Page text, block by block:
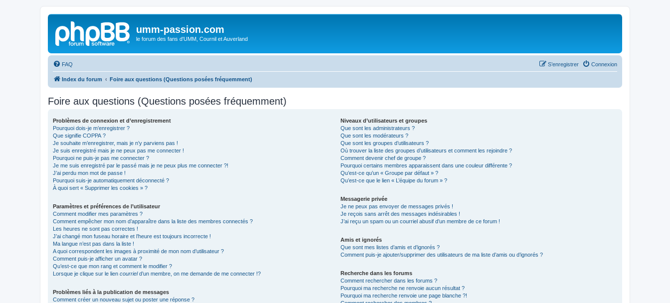
umm-passion.com
le forum des fans d'UMM, Cournil et Auverland
FAQ Connexion
S’enregistrer
Index du forum Foire aux questions (Questions posées fréquemment)
Foire aux questions (Questions posées fréquemment)
Problèmes de connexion et d’enregistrement
Pourquoi dois-je m’enregistrer ?
Que signifie COPPA ?
Je souhaite m’enregistrer, mais je n’y parviens pas !
Je suis enregistré mais je ne peux pas me connecter !
Pourquoi ne puis-je pas me connecter ?
Je me suis enregistré par le passé mais je ne peux plus me connecter ?!
J’ai perdu mon mot de passe !
Pourquoi suis-je automatiquement déconnecté ?
À quoi sert « Supprimer les cookies » ?
Paramètres et préférences de l’utilisateur
Comment modifier mes paramètres ?
Comment empêcher mon nom d’apparaître dans la liste des membres connectés ?
Les heures ne sont pas correctes !
J’ai changé mon fuseau horaire et l’heure est toujours incorrecte !
Ma langue n’est pas dans la liste !
A quoi correspondent les images à proximité de mon nom d’utilisateur ?
Comment puis-je afficher un avatar ?
Qu’est-ce que mon rang et comment le modifier ?
Lorsque je clique sur le lien courrield’un membre, on me demande de me connecter !?
Problèmes liés à la publication de messages
Comment créer un nouveau sujet ou poster une réponse ?
Niveaux d’utilisateurs et groupes
Que sont les administrateurs ?
Que sont les modérateurs ?
Que sont les groupes d’utilisateurs ?
Où trouver la liste des groupes d’utilisateurs et comment les rejoindre ?
Comment devenir chef de groupe ?
Pourquoi certains membres apparaissent dans une couleur différente ?
Qu’est-ce qu’un « Groupe par défaut » ?
Qu’est-ce que le lien « L’équipe du forum » ?
Messagerie privée
Je ne peux pas envoyer de messages privés !
Je reçois sans arrêt des messages indésirables !
J’ai reçu un spam ou un courriel abusif d’un membre de ce forum !
Amis et ignorés
Que sont mes listes d’amis et d’ignorés ?
Comment puis-je ajouter/supprimer des utilisateurs de ma liste d’amis ou d’ignorés ?
Recherche dans les forums
Comment rechercher dans les forums ?
Pourquoi ma recherche ne renvoie aucun résultat ?
Pourquoi ma recherche renvoie une page blanche ?!